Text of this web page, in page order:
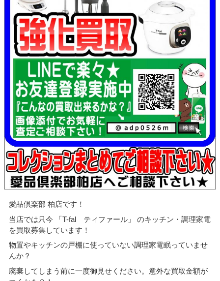
愛品倶楽部 柏店です！
当店では只今 「T-fal ティファール」 のキッチン・調理家電
を買取募集しています！
物置やキッチンの戸棚に使っていない調理家電眠っていませ
んか？
廃棄してしまう前に一度御見せください。意外な買取金額が